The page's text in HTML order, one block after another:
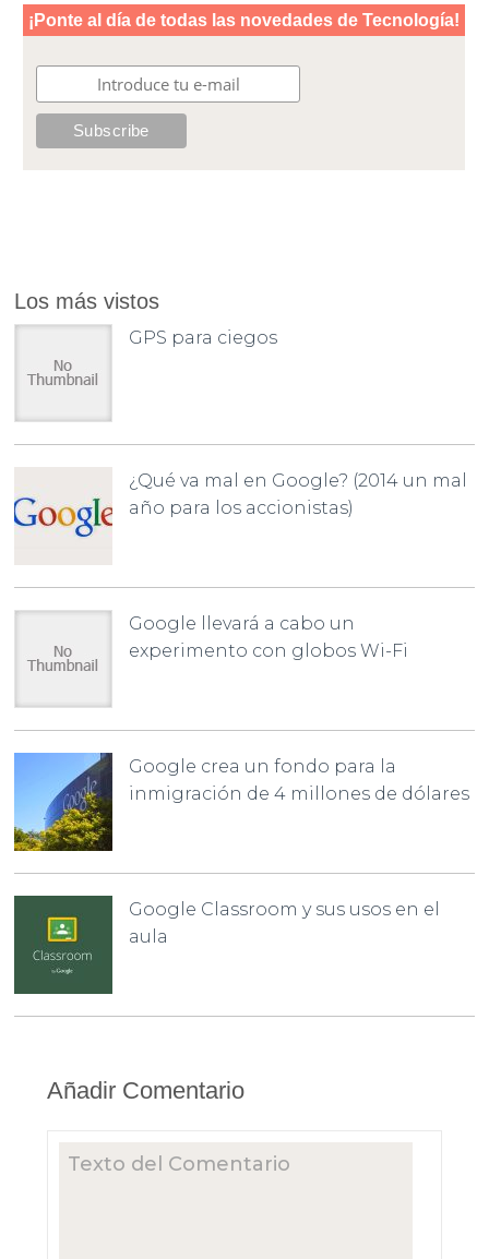
Los más vistos
GPS para ciegos
¿Qué va mal en Google? (2014 un mal
año para los accionistas)
Google llevará a cabo un
experimento con globos Wi-Fi
Google crea un fondo para la
inmigración de 4 millones de dólares
Google Classroom y sus usos en el
aula
Añadir Comentario